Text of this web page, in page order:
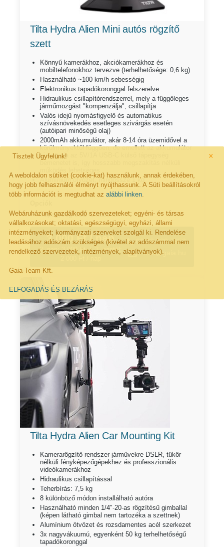
×
Tisztelt Ügyfelünk!
A weboldalon sütiket (cookie-kat) használunk, annak érdekében,
hogy jobb felhasználói élményt nyújthassunk. A Süti beállításokról
több információt is megtudhat az alábbi linken
Webáruházunk gazdálkodó szervezeteket; egyéni- és társas
vállalkozásokat; oktatási, egészségügyi, egyházi, állami
intézményeket; kormányzati szerveket szolgál ki. Rendelése
leadásához adószám szükséges (kivétel az adószámmal nem
rendelkező szervezetek, intézmények, alapítványok).
Gaia-Team Kft.
ELFOGADÁS ÉS BEZÁRÁS
Tilta Hydra Alien Mini autós rögzítő
szett
Könnyű kamerákhoz, akciókamerákhoz és
mobiltelefonokhoz tervezve (terhelhetősége: 0,6 kg)
Használható ~100 km/h sebességig
Elektronikus tapadókoronggal felszerelve
Hidraulikus csillapítórendszerrel, mely a függőleges
járműmozgást "kompenzálja", csillapítja
Valós idejű nyomásfigyelő és automatikus
szívásnövekedés esetleges szivárgás esetén
(autóipari minőségű olaj)
2000mAh akkumulátor, akár 8-14 óra üzemidővel a
körülményektől függően, de emellett az akkumulátor
támogatja az 5V/1A USB-C külső tápegység
Alumínium ötvözet, mindössze 1 kg
Tápegység USB-C kábellel
3 000 Ft / nap
2. nap: 3 000 Ft | 3. naptól:
06 30 289 7952
info@gaia.hu
Tilta Hydra Alien Car Mounting Kit
Kamerarögzítő rendszer járművekre DSLR, tükör
nélküli fényképezőgépekhez és professzionális
videókamerákhoz
Hidraulikus csillapítással
Teherbírás: 7,5 kg
8 különböző módon installálható autóra
Használható minden 1/4"-20-as rögzítésű gimballal
(képen látható gimbal nem tartozéka a szettnek)
Alumínium ötvözet és rozsdamentes acél szerkezet
3x nagyvákuumú, egyenként 50 kg terhelhetőségű
tapadókoronggal